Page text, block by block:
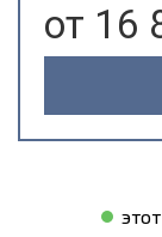
от 16